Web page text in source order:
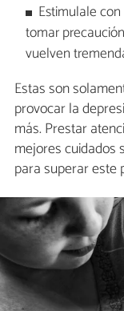
Estimulale con
tomar
vuelven
Estas son
provocar la
más. Prestar
mejores cuidados
para superar este